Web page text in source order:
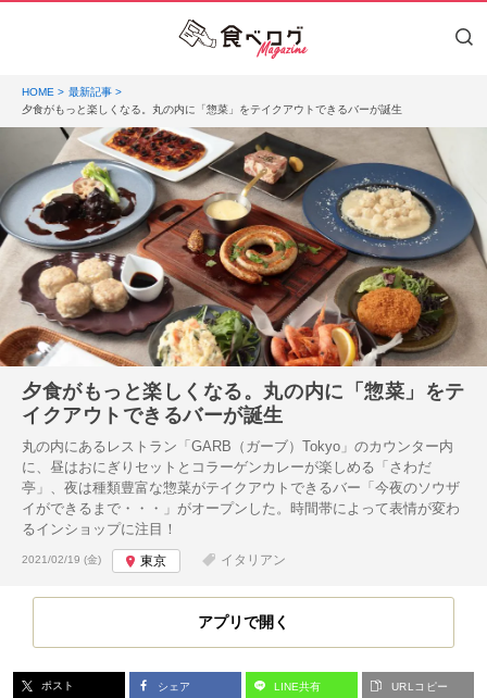
HOME
最新記事
夕食がもっと楽しくなる。丸の内に「惣菜」をテイクアウトできるバーが誕生
夕食がもっと楽しくなる。丸の内に「惣菜」をテ
イクアウトできるバーが誕生
丸の内にあるレストラン「GARB（ガーブ）Tokyo」のカウンター内
に、昼はおにぎりセットとコラーゲンカレーが楽しめる「さわだ
亭」、夜は種類豊富な惣菜がテイクアウトできるバー「今夜のソウザ
イができるまで・・・」がオープンした。時間帯によって表情が変わ
るインショップに注目！
投稿日:
2021/02/19 (金) 東京 イタリアン
アプリで開く
ポスト シェア LINE共有 URLコピー